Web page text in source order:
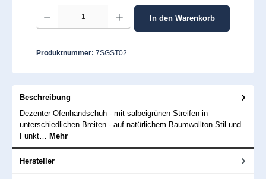
Produkt Anzahl: Gib den gewünschten Wert ein oder benutze die Schaltflächen
In den Warenkorb
Produktnummer: 7SGST02
Beschreibung
Dezenter Ofenhandschuh - mit salbeigrünen Streifen in
unterschiedlichen Breiten - auf natürlichem Baumwollton Stil und
Funkt… Mehr
Hersteller